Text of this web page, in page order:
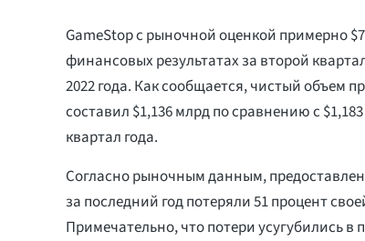
GameStop с рыночной оценкой примерно
финансовых результатах за второй
2022 года. Как сообщается, чистый объем
составил $1,136 млрд по сравнению с
квартал года.
Согласно рыночным данным,
за последний год потеряли 51 процент
Примечательно, что потери усугубились в